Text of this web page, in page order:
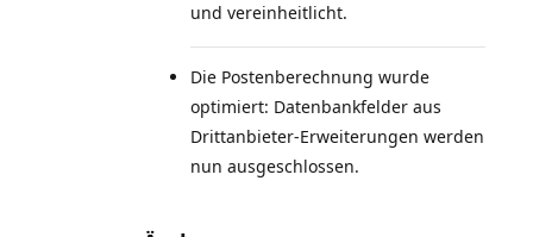
und vereinheitlicht.
Die Postenberechnung wurde
optimiert: Datenbankfelder aus
Drittanbieter-Erweiterungen werden
nun ausgeschlossen.